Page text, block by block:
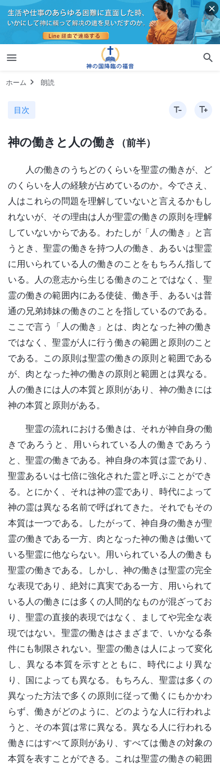
ホーム 朗読
目次
神の働きと人の働き （前半）
人の働きのうちどのくらいを聖霊の働きが、ど
のくらいを人の経験が占めているのか。今でさえ、
人はこれらの問題を理解していないと言えるかもし
れないが、その理由は人が聖霊の働きの原則を理解
していないからである。わたしが「人の働き」と言
うとき、聖霊の働きを持つ人の働き、あるいは聖霊
に用いられている人の働きのことをもちろん指して
いる。人の意志から生じる働きのことではなく、聖
霊の働きの範囲内にある使徒、働き手、あるいは普
通の兄弟姉妹の働きのことを指しているのである。
ここで言う「人の働き」とは、肉となった神の働き
ではなく、聖霊が人に行う働きの範囲と原則のこと
である。この原則は聖霊の働きの原則と範囲である
が、肉となった神の働きの原則と範囲とは異なる。
人の働きには人の本質と原則があり、神の働きには
神の本質と原則がある。
聖霊の流れにおける働きは、それが神自身の働
きであろうと、用いられている人の働きであろう
と、聖霊の働きである。神自身の本質は霊であり、
聖霊あるいは七倍に強化された霊と呼ぶことができ
る。とにかく、それは神の霊であり、時代によって
神の霊は異なる名前で呼ばれてきた。それでもその
本質は一つである。したがって、神自身の働きが聖
霊の働きである一方、肉となった神の働きは働いて
いる聖霊に他ならない。用いられている人の働きも
聖霊の働きである。しかし、神の働きは聖霊の完全
な表現であり、絶対に真実である一方、用いられて
いる人の働きには多くの人間的なものが混ざってお
り、聖霊の直接的表現ではなく、ましてや完全な表
現ではない。聖霊の働きはさまざまで、いかなる条
件にも制限されない。聖霊の働きは人によって変化
し、異なる本質を示すとともに、時代により異な
り、国によっても異なる。もちろん、聖霊は多くの
異なった方法で多くの原則に従って働くにもかかわ
らず、働きがどのように、どのような人に行われよ
うと、その本質は常に異なる。異なる人に行われる
働きにはすべて原則があり、すべては働きの対象の
本質を表すことができる。これは聖霊の働きの範囲